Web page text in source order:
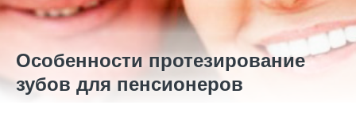
Особенности протезирование
зубов для пенсионеров